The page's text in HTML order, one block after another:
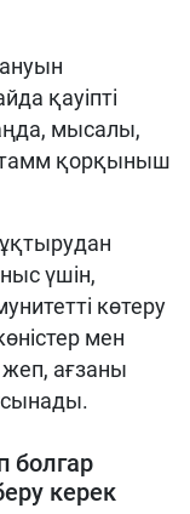
қауіпті
мысалы,
қорқыныш
үшін,
көтеру
мен
жеп, ағзаны
болгар
керек